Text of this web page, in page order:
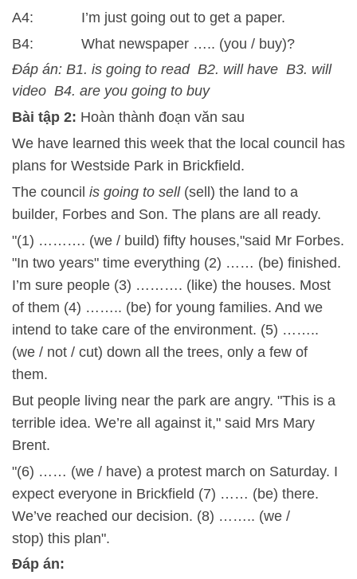
A4: I’m just going out to get a paper.
B4: What newspaper ….. (you / buy)?
Đáp án: B1. is going to read B2. will have B3. will
video B4. are you going to buy
Bài tập 2: Hoàn thành đoạn văn sau
We have learned this week that the local council has
plans for Westside Park in Brickfield.
The council is going to sell (sell) the land to a
builder, Forbes and Son. The plans are all ready.
"(1) ………. (we / build) fifty houses,"said Mr Forbes.
"In two years" time everything (2) …… (be) finished.
I’m sure people (3) ………. (like) the houses. Most
of them (4) …….. (be) for young families. And we
intend to take care of the environment. (5) ……..
(we / not / cut) down all the trees, only a few of
them.
But people living near the park are angry. "This is a
terrible idea. We’re all against it," said Mrs Mary
Brent.
"(6) …… (we / have) a protest march on Saturday. I
expect everyone in Brickfield (7) …… (be) there.
We’ve reached our decision. (8) …….. (we /
stop) this plan".
Đáp án: